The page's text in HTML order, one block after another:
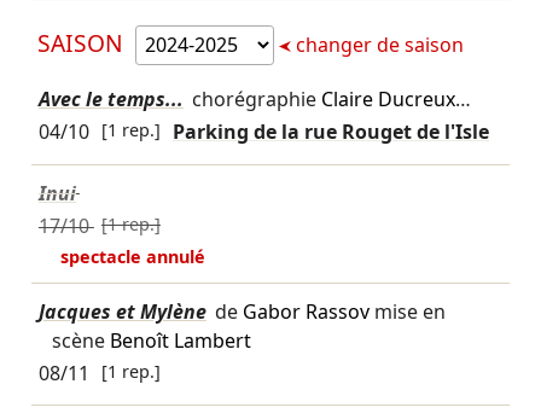
SAISON changer de saison
Avec le temps... chorégraphie Claire Ducreux…
04/10 [1 rep.] Parking de la rue Rouget de l'Isle
Inui
17/10 [1 rep.]
spectacle annulé
Jacques et Mylène de Gabor Rassovmise en
scène Benoît Lambert
08/11
[1 rep.]